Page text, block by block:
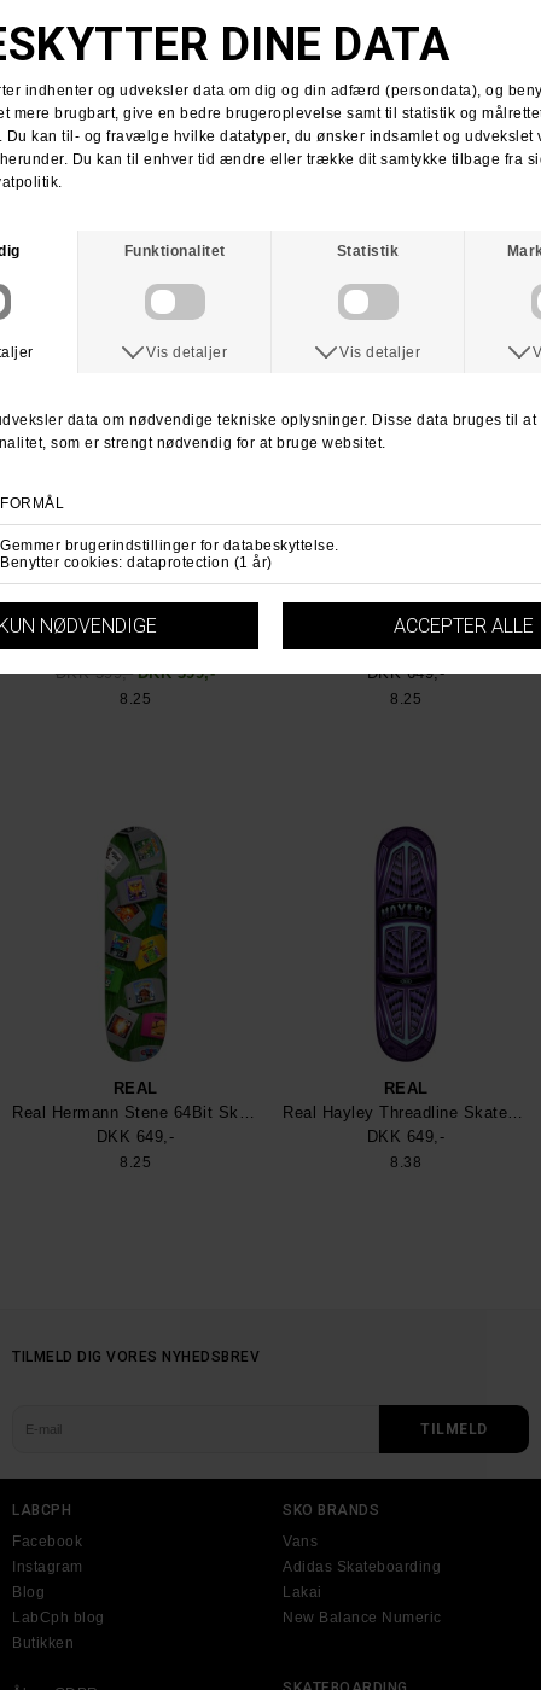
dage
HUSK GRATIS FRAGT VED KØB OVER KR. 600.-
RETURNERING:
Du har altid 30 dages returret fra den dag du modtager din pakke.
Du kan vælge at få dine penge retur eller vi bytter til en anden vare.
Spørg om varen
ANDRE KØBTE OGSÅ
REAL
Real Busenitz Skateboard
DKK 599,- DKK 399,-
8.25
REAL
Real Huf Holographic Skateboard
DKK 649,-
8.25
REAL
Real Hermann Stene 64Bit Skateboard
DKK 649,-
8.25
REAL
Real Hayley Threadline Skateboard
DKK 649,-
8.38
TILMELD DIG VORES NYHEDSBREV
LABCPH
Facebook
Instagram
Blog
LabCph blog
Butikken
SKO BRANDS
Vans
Adidas Skateboarding
Lakai
New Balance Numeric